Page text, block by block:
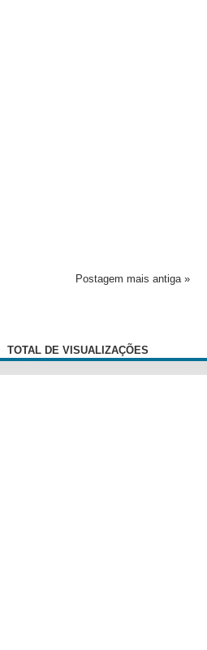
Postagem mais antiga »
TOTAL DE VISUALIZAÇÕES